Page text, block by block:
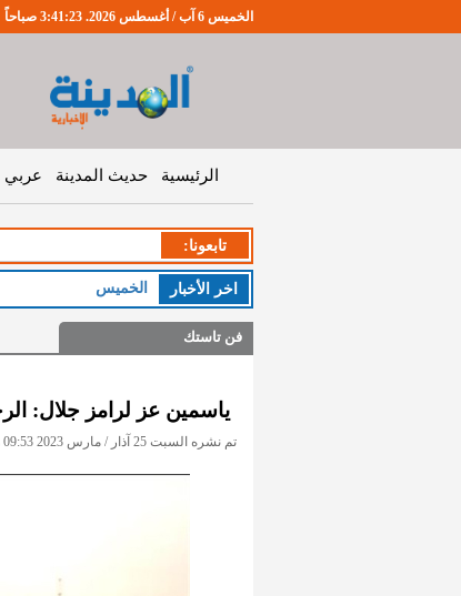
الخميس 6 آب / أغسطس 2026. 3:41:24 صباحاً
الرئيسية حديث المدينة عربي
تابعونا:
اخر اﻷخبار الخميس : طقس صيفي
فن تاستك
ياسمين عز لرامز جلال:
تم نشره السبت 25 آذار / مارس 2023 09:53 مساءً